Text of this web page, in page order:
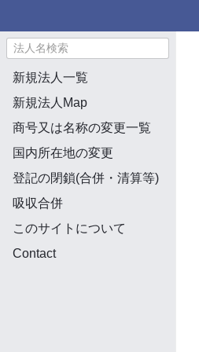
新規法人一覧
新規法人Map
商号又は名称の変更一覧
国内所在地の変更
登記の閉鎖(合併・清算等)
吸収合併
このサイトについて
Contact